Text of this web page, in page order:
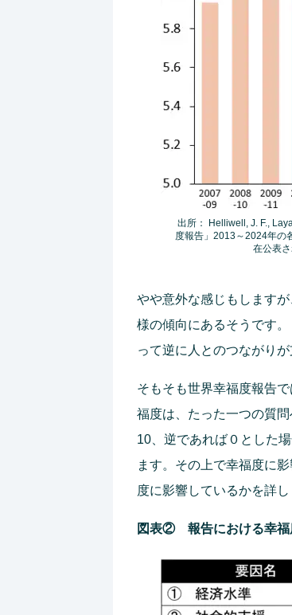
出所： Helliwell, J. F.,
度報告」2013～2024年の
在公表
やや意外な感じもします
様の傾向にあるそうです
って逆に人とのつながり
そもそも世界幸福度報告
福度は、たった一つの質
10、逆であれば０とした
ます。その上で幸福度に
度に影響しているかを詳し
図表② 報告における幸福